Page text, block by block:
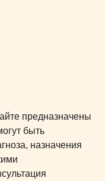
предназначены
быть
назначения